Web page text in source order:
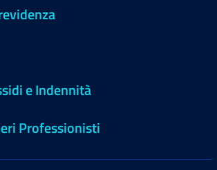
e Indennità
Professionisti